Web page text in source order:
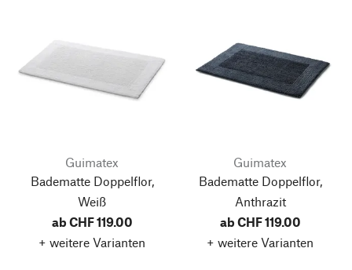
Guimatex
Badematte Doppelflor,
Weiß
ab CHF 119.00
+ weitere Varianten
Guimatex
Badematte Doppelflor,
Anthrazit
ab CHF 119.00
+ weitere Varianten